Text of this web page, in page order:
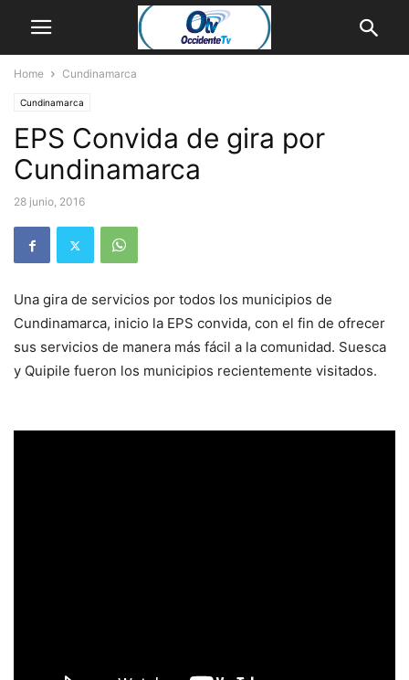
Home Cundinamarca
Cundinamarca
EPS Convida de gira por
Cundinamarca
28 junio, 2016
Una gira de servicios por todos los municipios de
Cundinamarca, inicio la EPS convida, con el fin de ofrecer
sus servicios de manera más fácil a la comunidad. Suesca
y Quipile fueron los municipios recientemente visitados.